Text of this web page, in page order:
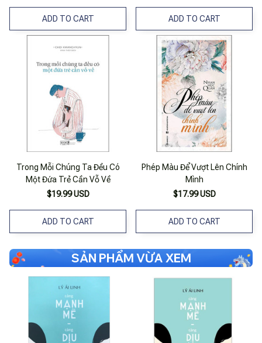
ADD TO CART ADD TO CART
Trong Mỗi Chúng Ta Đều Có
Một Đứa Trẻ Cần Vỗ Về
$19.99 USD
ADD TO CART
Phép Màu Để Vượt Lên Chính
Mình
$17.99 USD
ADD TO CART
SẢN PHẨM VỪA XEM